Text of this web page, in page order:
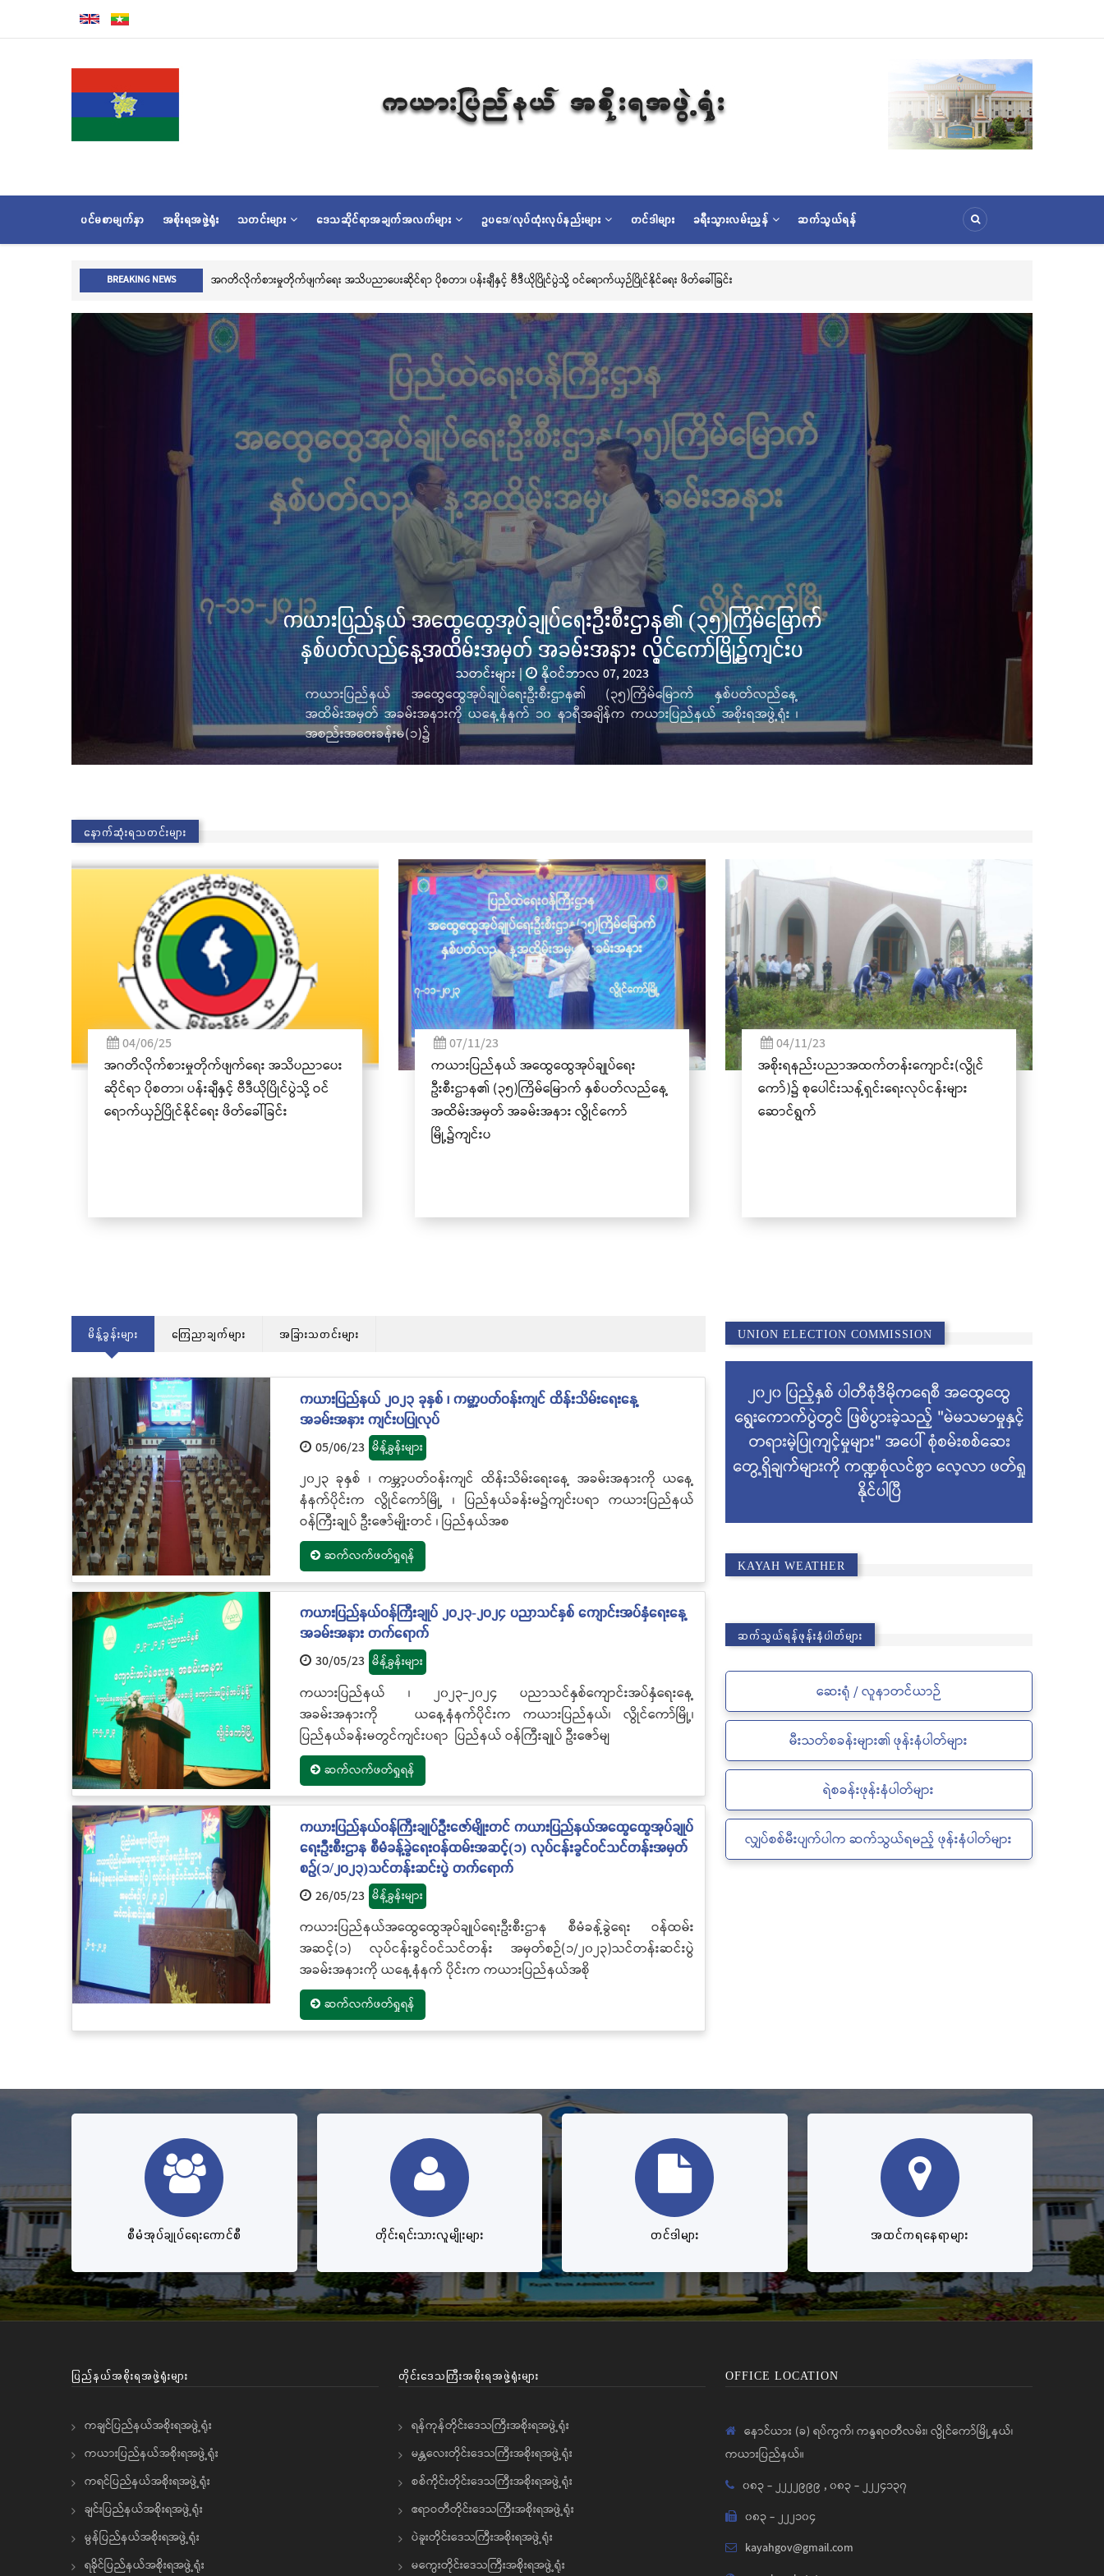
MAIN
NAVIGATION
ပင်မစာမျက်နှာ အစိုးရအဖွဲ့ရုံး သတင်းများ ဒေသဆိုင်ရာအချက်အလက်များ ဥပဒေ/လုပ်ထုံးလုပ်နည်းများ တင်ဒါများ ခရီးသွားလမ်းညွှန် ဆက်သွယ်ရန်
BREAKING NEWS အဂတိလိုက်စားမှုတိုက်ဖျက်ရေး အသိပညာပေးဆိုင်ရာ ပိုစတာ၊ ပန်းချီနှင့် ဗီဒီယိုပြိုင်ပွဲသို့ ဝင်ရောက်ယှဉ်ပြိုင်နိုင်ရေး ဖိတ်ခေါ်ခြင်း
ကယားပြည်နယ် အထွေထွေအုပ်ချုပ်ရေးဦးစီးဌာန၏ (၃၅)ကြိမ်မြောက်
နှစ်ပတ်လည်နေ့အထိမ်းအမှတ် အခမ်းအနား လွိုင်ကော်မြို့၌ကျင်းပ
သတင်းများ|
နိုဝင်ဘာလ 07, 2023
ကယားပြည်နယ် အထွေထွေအုပ်ချုပ်ရေးဦးစီးဌာန၏ (၃၅)ကြိမ်မြောက် နှစ်ပတ်လည်နေ့
အထိမ်းအမှတ် အခမ်းအနားကို ယနေ့နံနက် ၁၀ နာရီအချိန်က ကယားပြည်နယ် အစိုးရအဖွဲ့ရုံး ၊
အစည်းအဝေးခန်းမ(၁)၌
နောက်ဆုံးရသတင်းများ
04/06/25
အဂတိလိုက်စားမှုတိုက်ဖျက်ရေး အသိပညာပေး
ဆိုင်ရာ ပိုစတာ၊ ပန်းချီနှင့် ဗီဒီယိုပြိုင်ပွဲသို့ ဝင်
ရောက်ယှဉ်ပြိုင်နိုင်ရေး ဖိတ်ခေါ်ခြင်း
07/11/23
ကယားပြည်နယ် အထွေထွေအုပ်ချုပ်ရေး
ဦးစီးဌာန၏ (၃၅)ကြိမ်မြောက် နှစ်ပတ်လည်နေ့
အထိမ်းအမှတ် အခမ်းအနား လွိုင်ကော်
မြို့၌ကျင်းပ
04/11/23
အစိုးရနည်းပညာအထက်တန်းကျောင်း(လွိုင်
ကော်)၌ စုပေါင်းသန့်ရှင်းရေးလုပ်ငန်းများ
ဆောင်ရွက်
မိန့်ခွန်းများ ကြေညာချက်များ အခြားသတင်းများ
ကယားပြည်နယ် ၂၀၂၃ ခုနှစ် ၊ ကမ္ဘာ့ပတ်ဝန်းကျင် ထိန်းသိမ်းရေးနေ့
အခမ်းအနား ကျင်းပပြုလုပ်
05/06/23 မိန့်ခွန်းများ
၂၀၂၃ ခုနှစ် ၊ ကမ္ဘာ့ပတ်ဝန်းကျင် ထိန်းသိမ်းရေးနေ့ အခမ်းအနားကို ယနေ့
နံနက်ပိုင်းက လွိုင်ကော်မြို့ ၊ ပြည်နယ်ခန်းမ၌ကျင်းပရာ ကယားပြည်နယ်
ဝန်ကြီးချုပ် ဦးဇော်မျိုးတင် ၊ ပြည်နယ်အစ
ဆက်လက်ဖတ်ရှုရန်
ကယားပြည်နယ်ဝန်ကြီးချုပ် ၂၀၂၃-၂၀၂၄ ပညာသင်နှစ် ကျောင်းအပ်နှံရေးနေ့
အခမ်းအနား တက်ရောက်
30/05/23 မိန့်ခွန်းများ
ကယားပြည်နယ် ၊ ၂၀၂၃-၂၀၂၄ ပညာသင်နှစ်ကျောင်းအပ်နှံရေးနေ့
အခမ်းအနားကို ယနေ့နံနက်ပိုင်းက ကယားပြည်နယ်၊ လွိုင်ကော်မြို့၊
ပြည်နယ်ခန်းမတွင်ကျင်းပရာ ပြည်နယ် ဝန်ကြီးချုပ် ဦးဇော်မျ
ဆက်လက်ဖတ်ရှုရန်
ကယားပြည်နယ်ဝန်ကြီးချုပ်ဦးဇော်မျိုးတင် ကယားပြည်နယ်အထွေထွေအုပ်ချုပ်
ရေးဦးစီးဌာန စီမံခန့်ခွဲရေးဝန်ထမ်းအဆင့်(၁) လုပ်ငန်းခွင်ဝင်သင်တန်းအမှတ်
စဉ်(၁/၂၀၂၃)သင်တန်းဆင်းပွဲ တက်ရောက်
26/05/23 မိန့်ခွန်းများ
ကယားပြည်နယ်အထွေထွေအုပ်ချုပ်ရေးဦးစီးဌာန စီမံခန့်ခွဲရေး ဝန်ထမ်း
အဆင့်(၁) လုပ်ငန်းခွင်ဝင်သင်တန်း အမှတ်စဉ်(၁/၂၀၂၃)သင်တန်းဆင်းပွဲ
အခမ်းအနားကို ယနေ့နံနက် ပိုင်းက ကယားပြည်နယ်အစို
ဆက်လက်ဖတ်ရှုရန်
UNION ELECTION COMMISSION
KAYAH WEATHER
ဆက်သွယ်ရန်ဖုန်းနံပါတ်များ
ဆေးရုံ / လူနာတင်ယာဉ်
မီးသတ်စခန်းများ၏ ဖုန်းနံပါတ်များ
ရဲစခန်းဖုန်းနံပါတ်များ
လျှပ်စစ်မီးပျက်ပါက ဆက်သွယ်ရမည့် ဖုန်းနံပါတ်များ
စီမံအုပ်ချုပ်ရေးကောင်စီ တိုင်းရင်းသားလူမျိုးများ တင်ဒါများ အထင်ကရနေရာများ
ပြည်နယ်အစိုးရအဖွဲ့ရုံးများ
ကချင်ပြည်နယ်အစိုးရအဖွဲ့ရုံး
ကယားပြည်နယ်အစိုးရအဖွဲ့ရုံး
ကရင်ပြည်နယ်အစိုးရအဖွဲ့ရုံး
ချင်းပြည်နယ်အစိုးရအဖွဲ့ရုံး
မွန်ပြည်နယ်အစိုးရအဖွဲ့ရုံး
ရခိုင်ပြည်နယ်အစိုးရအဖွဲ့ရုံး
တိုင်းဒေသကြီးအစိုးရအဖွဲ့ရုံးများ
ရန်ကုန်တိုင်းဒေသကြီးအစိုးရအဖွဲ့ရုံး
မန္တလေးတိုင်းဒေသကြီးအစိုးရအဖွဲ့ရုံး
စစ်ကိုင်းတိုင်းဒေသကြီးအစိုးရအဖွဲ့ရုံး
ဧရာဝတီတိုင်းဒေသကြီးအစိုးရအဖွဲ့ရုံး
ပဲခူးတိုင်းဒေသကြီးအစိုးရအဖွဲ့ရုံး
မကွေးတိုင်းဒေသကြီးအစိုးရအဖွဲ့ရုံး
OFFICE LOCATION
နောင်ယား (ခ) ရပ်ကွက်၊ ကန္ဒရဝတီလမ်း၊ လွိုင်ကော်မြို့နယ်၊
ကယားပြည်နယ်။
၀၈၃ - ၂၂၂၂၉၉၉ ,၀၈၃ - ၂၂၂၄၁၃၇
၀၈၃ - ၂၂၂၁၀၄
kayahgov@gmail.com